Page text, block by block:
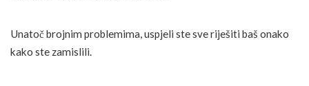
Unatoč brojnim problemima, uspjeli ste sve riješiti baš onako
kako ste zamislili.